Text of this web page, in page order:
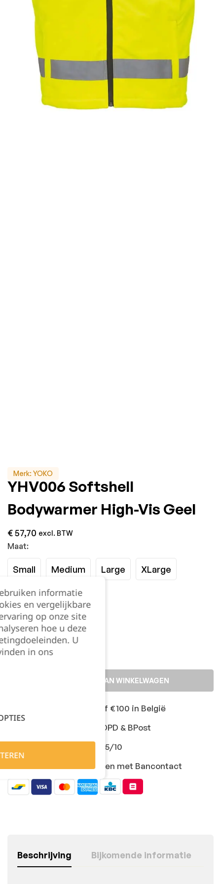
Merk: YOKO
YHV006 Softshell
Bodywarmer High-Vis Geel
€57,70 excl. BTW
Maat:
Small Medium Large XLarge
XXLarge 3XL
Kies je aantal:
TOEVOEGEN AAN WINKELWAGEN
Gratis levering vanaf €100 in België
Snelle levering met DPD & BPost
Klanten geven ons 9,5/10
Veilig online afrekenen met Bancontact
Beschrijving Bijkomende informatie
informatie
en vergelijkbare
op onze site
hoe u deze
U
in ons